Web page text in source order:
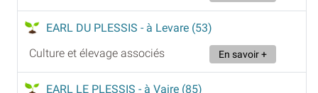
EARL DU PLESSIS - à Levare (53)
Culture et élevage associés
En savoir +
EARL LE PLESSIS - à Vaire (85)